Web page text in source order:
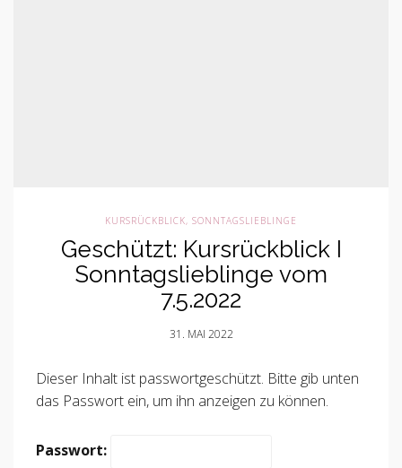
KURSRÜCKBLICK, SONNTAGSLIEBLINGE
Geschützt: Kursrückblick I
Sonntagslieblinge vom
7.5.2022
31. MAI 2022
Dieser Inhalt ist passwortgeschützt. Bitte gib unten
das Passwort ein, um ihn anzeigen zu können.
Passwort: